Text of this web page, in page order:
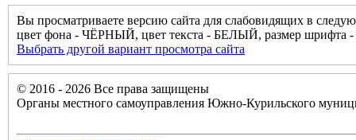
Вы просматриваете версию сайта для слабовидящих в
цвет фона - ЧЁРНЫЙ, цвет текста - БЕЛЫЙ, размер
Выбрать другой вариант просмотра сайта
© 2016 - 2026 Все права защищены
Органы местного самоуправления Южно-Курильского